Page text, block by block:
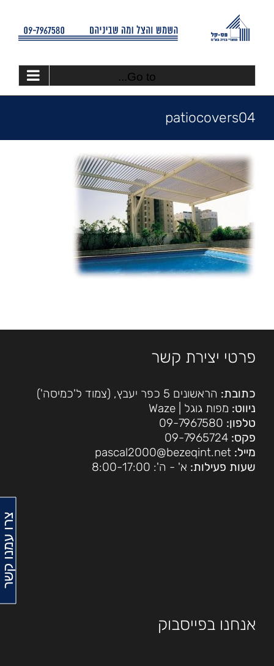
content
Go to...
patiocovers04
פרטי יצירת קשר
כתובת: הראשונים 5 כפר יעבץ, (צמוד ל'כמיסה')
ניווט: מפות גוגל
Waze
טלפון: 09-7967580
פקס:
מייל: pascal2000@bezeqint.net
שעות פעילות: א' - ה': 8:00-17:00
אנחנו בפייסבוק
צרו